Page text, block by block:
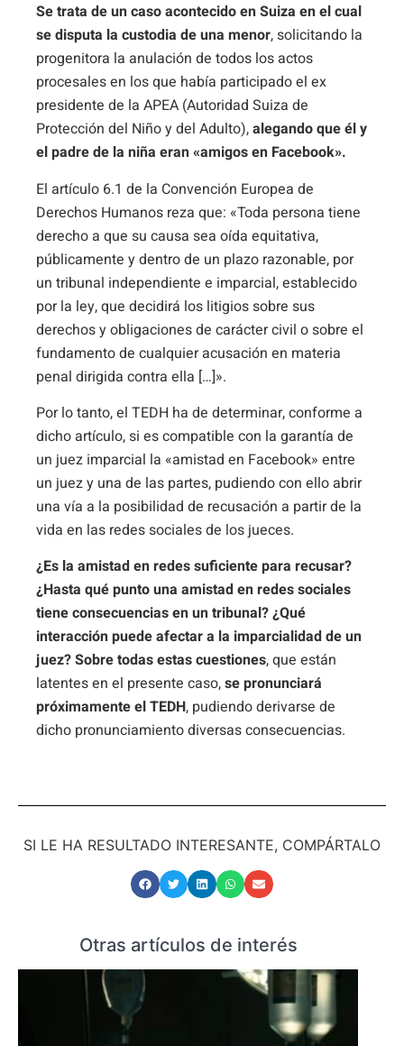
Se trata de un caso acontecido en Suiza en el cual
se disputa la custodia de una menor, solicitando la
progenitora la anulación de todos los actos
procesales en los que había participado el ex
presidente de la APEA (Autoridad Suiza de
Protección del Niño y del Adulto),alegando que él y
el padre de la niña eran «amigos en Facebook».
El artículo 6.1 de la Convención Europea de
Derechos Humanos reza que: «Toda persona tiene
derecho a que su causa sea oída equitativa,
públicamente y dentro de un plazo razonable, por
un tribunal independiente e imparcial, establecido
por la ley, que decidirá los litigios sobre sus
derechos y obligaciones de carácter civil o sobre el
fundamento de cualquier acusación en materia
penal dirigida contra ella […]».
Por lo tanto, el TEDH ha de determinar, conforme a
dicho artículo, si es compatible con la garantía de
un juez imparcial la «amistad en Facebook» entre
un juez y una de las partes, pudiendo con ello abrir
una vía a la posibilidad de recusación a partir de la
vida en las redes sociales de los jueces.
¿Es la amistad en redes suficiente para recusar?
¿Hasta qué punto una amistad en redes sociales
tiene consecuencias en un tribunal? ¿Qué
interacción puede afectar a la imparcialidad de un
juez?Sobre todas estas cuestiones, que están
latentes en el presente caso,se pronunciará
próximamente el TEDH, pudiendo derivarse de
dicho pronunciamiento diversas consecuencias.
SI LE HA RESULTADO INTERESANTE, COMPÁRTALO
Otras artículos de interés